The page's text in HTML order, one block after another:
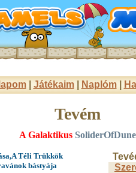
| Játékaim| Naplóm|
Tevém
A Galaktikus SoliderOfDune
Téli Trükkök
bástyája